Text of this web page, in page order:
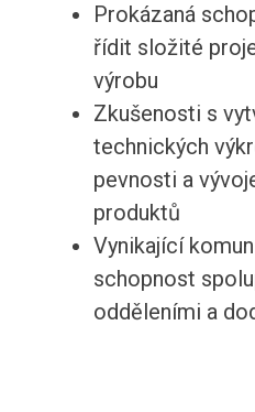
Prokázaná
řídit složité
výrobu
Zkušenosti s
technických
pevnosti a
produktů
Vynikající
schopnost
odděleními a